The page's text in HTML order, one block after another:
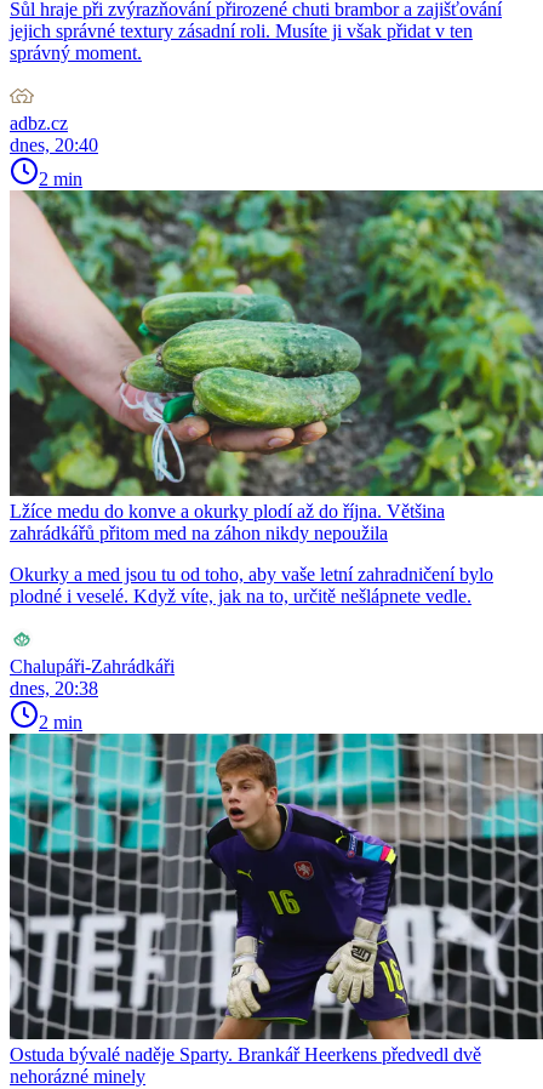
Sůl hraje při zvýrazňování přirozené chuti brambor a zajišťování
jejich správné textury zásadní roli. Musíte ji však přidat v ten
správný moment.
adbz.cz
dnes, 20:40
2 min
Lžíce medu do konve a okurky plodí až do října. Většina
zahrádkářů přitom med na záhon nikdy nepoužila
Okurky a med jsou tu od toho, aby vaše letní zahradničení bylo
plodné i veselé. Když víte, jak na to, určitě nešlápnete vedle.
Chalupáři-Zahrádkáři
dnes, 20:38
2 min
Ostuda bývalé naděje Sparty. Brankář Heerkens předvedl dvě
nehorázné minely